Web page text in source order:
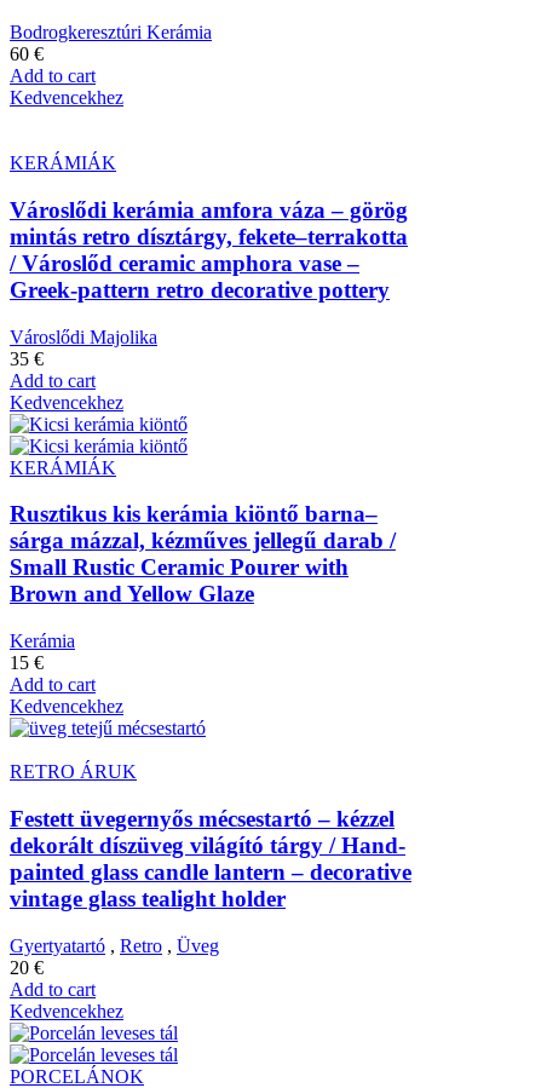
Bodrogkeresztúri Kerámia
60 €
Add to cart
Kedvencekhez
KERÁMIÁK
Városlődi kerámia amfora váza – görög
mintás retro dísztárgy, fekete–terrakotta
/ Városlőd ceramic amphora vase –
Greek-pattern retro decorative pottery
Városlődi Majolika
35 €
Add to cart
Kedvencekhez
KERÁMIÁK
Rusztikus kis kerámia kiöntő barna–
sárga mázzal, kézműves jellegű darab /
Small Rustic Ceramic Pourer with
Brown and Yellow Glaze
Kerámia
15 €
Add to cart
Kedvencekhez
RETRO ÁRUK
Festett üvegernyős mécsestartó – kézzel
dekorált díszüveg világító tárgy / Hand-
painted glass candle lantern – decorative
vintage glass tealight holder
Gyertyatartó , Retro , Üveg
20 €
Add to cart
Kedvencekhez
PORCELÁNOK